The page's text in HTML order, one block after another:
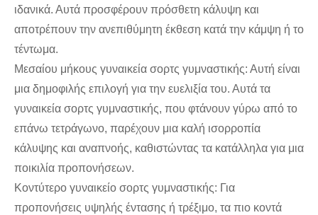
ιδανικά. Αυτά προσφέρουν πρόσθετη κάλυψη και
αποτρέπουν την ανεπιθύμητη έκθεση κατά την κάμψη ή το
τέντωμα.
Μεσαίου μήκους γυναικεία σορτς γυμναστικής: Αυτή είναι
μια δημοφιλής επιλογή για την ευελιξία του. Αυτά τα
γυναικεία σορτς γυμναστικής, που φτάνουν γύρω από το
επάνω τετράγωνο, παρέχουν μια καλή ισορροπία
κάλυψης και αναπνοής, καθιστώντας τα κατάλληλα για μια
ποικιλία προπονήσεων.
Κοντύτερο γυναικείο σορτς γυμναστικής: Για
προπονήσεις υψηλής έντασης ή τρέξιμο, τα πιο κοντά